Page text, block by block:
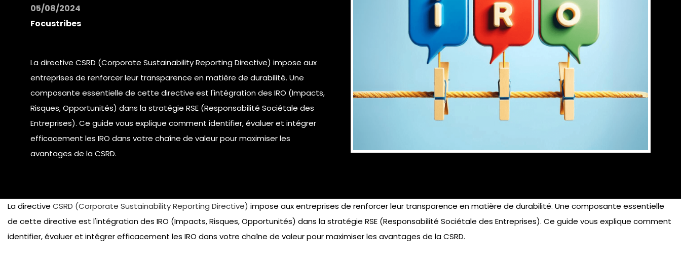
05/08/2024
Focustribes
La directive CSRD (Corporate Sustainability Reporting Directive) impose aux
entreprises de renforcer leur transparence en matière de durabilité. Une
composante essentielle de cette directive est l'intégration des IRO (Impacts,
Risques, Opportunités) dans la stratégie RSE (Responsabilité Sociétale des
Entreprises). Ce guide vous explique comment identifier, évaluer et intégrer
efficacement les IRO dans votre chaîne de valeur pour maximiser les
avantages de la CSRD.
La directive CSRD (Corporate Sustainability Reporting Directive) impose aux entreprises de renforcer leur transparence en matière de durabilité. Une composante essentielle
de cette directive est l'intégration des IRO (Impacts, Risques, Opportunités) dans la stratégie RSE (Responsabilité Sociétale des Entreprises). Ce guide vous explique comment
identifier, évaluer et intégrer efficacement les IRO dans votre chaîne de valeur pour maximiser les avantages de la CSRD.